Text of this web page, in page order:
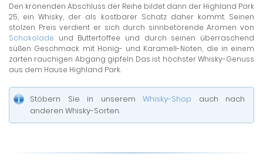
Den krönenden Abschluss der Reihe bildet dann der Highland Park
25, ein Whisky, der als kostbarer Schatz daher kommt. Seinen
stolzen Preis verdient er sich durch sinnbetörende Aromen von
Schokolade und Buttertoffee und durch seinen überraschend
süßen Geschmack mit Honig- und Karamell-Noten, die in einem
zarten rauchigen Abgang gipfeln. Das ist höchster Whisky-Genuss
aus dem Hause Highland Park.
Stöbern Sie in unserem Whisky-Shop auch nach
anderen Whisky-Sorten.